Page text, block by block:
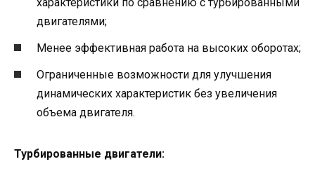
двигателями;
Менее эффективная работа на высоких оборотах;
Ограниченные возможности для улучшения
динамических характеристик без увеличения
объема двигателя.
Турбированные двигатели: